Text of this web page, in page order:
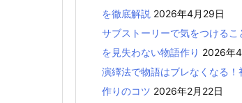
を徹底解説 2026年4月29日
サブストーリーで気をつける
を見失わない物語作り 2026年
演繹法で物語はブレなくなる
作りのコツ 2026年2月22日